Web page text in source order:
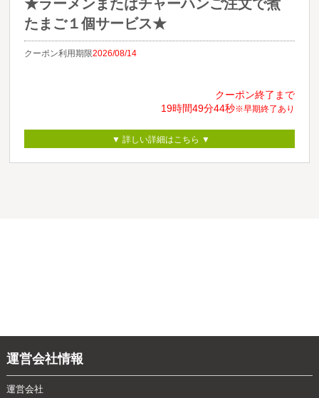
★ラーメンまたはチャーハンご注文で煮
たまご１個サービス★
クーポン利用期限2026/08/14
クーポン終了まで
19時間49分44秒※早期終了あり
▼ 詳しい詳細はこちら ▼
運営会社情報
運営会社